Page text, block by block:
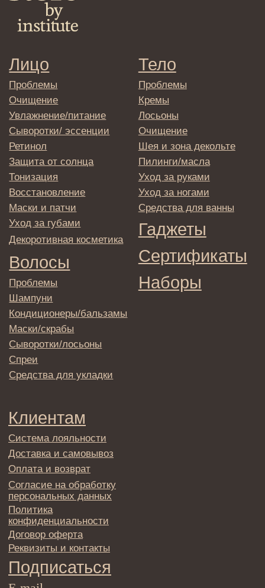
Политика
конфиденциальности
Договор оферта
Реквизиты и контакты
E-mail
→
Отправляя адрес электронной почты
обработки персональных данных